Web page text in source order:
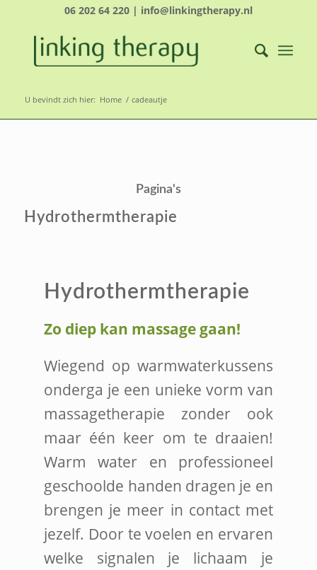
06 202 64 220 | info@linkingtherapy.nl
U bevindt zich hier: Home / cadeautje
Pagina's
Hydrothermtherapie
Hydrothermtherapie
Zo diep kan massage gaan!
Wiegend op warmwaterkussens
onderga je een unieke vorm van
massagetherapie zonder ook
maar één keer om te draaien!
Warm water en professioneel
geschoolde handen dragen je en
brengen je meer in contact met
jezelf. Door te voelen en ervaren
welke signalen je lichaam je